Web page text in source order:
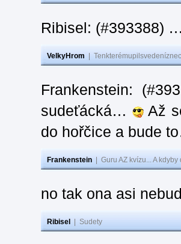
Ribisel: (#393388)
VelkyHrom
Frankenstein:
sudeťácká…
Až
do hořčice a bude
Frankenstein Guru AZ kvízu... A
no tak ona asi
Ribisel Sudety